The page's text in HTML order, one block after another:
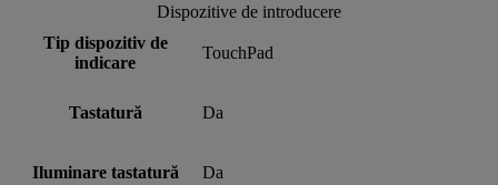
Dispozitive de introducere
Tip dispozitiv de
indicare
TouchPad
Tastatură Da
Iluminare tastatură Da